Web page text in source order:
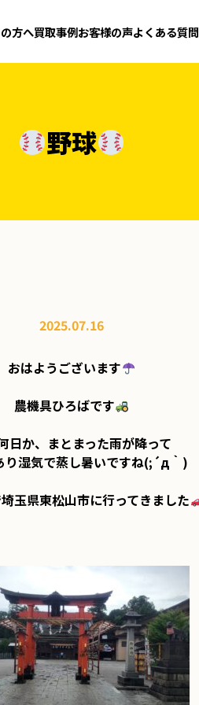
方へ買取事例お客様の声よくある質問
野球
2025.07.16
おはようございます
農機具ひろばです
日か、まとまった雨が降って
り湿気で蒸し暑いですね(;´д｀)
玉県東松山市に行ってきました